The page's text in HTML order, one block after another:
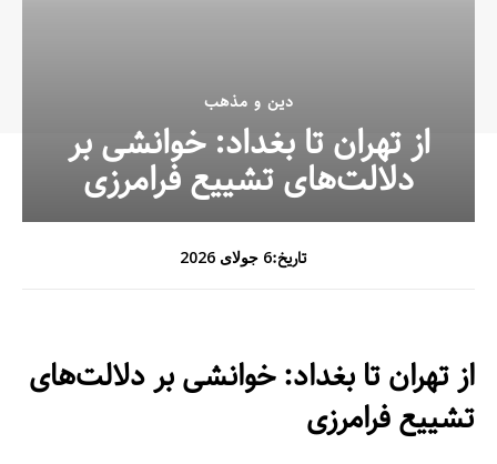
دین و مذهب
از تهران تا بغداد: خوانشی بر
دلالت‌های تشییع فرامرزی
تاریخ:6 جولای 2026
از تهران تا بغداد: خوانشی بر دلالت‌های
تشییع فرامرزی